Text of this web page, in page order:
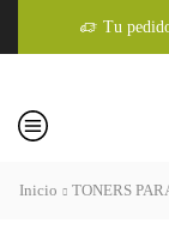
Tu
Inicio TONERS